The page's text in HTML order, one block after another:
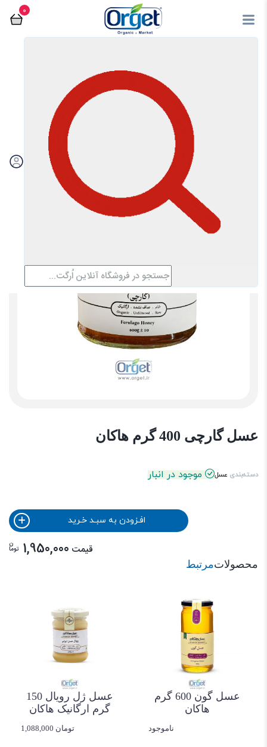
0
فروشگاه آنلاین اُرگت
عسل گارچی 400 گرم هاکان
دسته‌بندی عسل موجود در انبار
افـزودن به سبـد خـرید
قیمت 1,950,000 توما
ن
محصولاتمرتبط
عسل گون 600 گرم
هاکان
ناموجود
عسل بوقناق 600
گرمی هاکان
1,388,000 تومان